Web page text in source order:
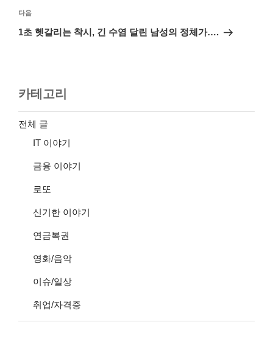
다
음
다음
1초 헷갈리는 착시, 긴 수염 달린 남성의 정체가….
카테고리
전체 글
IT 이야기
금융 이야기
로또
신기한 이야기
연금복권
영화/음악
이슈/일상
취업/자격증